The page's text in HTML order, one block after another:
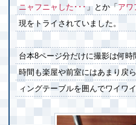
ニャフニャした･･･」とか「アワ
現をトライされていました。
台本8ページ分だけに撮影は何
時間も楽屋や前室にはあまり戻
ィングテーブルを囲んでワイワ